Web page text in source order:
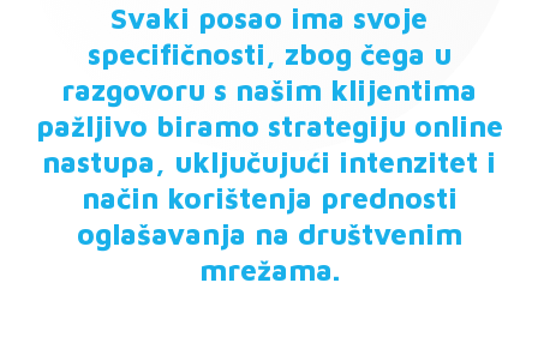
Svaki posao ima svoje
specifičnosti, zbog čega u
razgovoru s našim klijentima
pažljivo biramo strategiju online
nastupa, uključujući intenzitet i
način korištenja prednosti
oglašavanja na društvenim
mrežama.